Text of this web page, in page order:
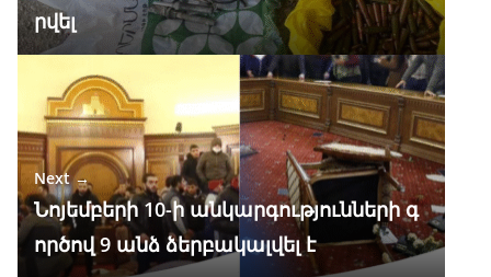
րվել
Next →
Նոյեմբերի 10-ի անկարգությունների գ
ործով 9 անձ ձերբակալվել է